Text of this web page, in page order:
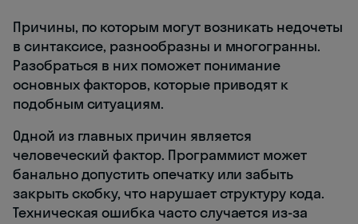
Причины, по которым могут возникать недочеты
в синтаксисе, разнообразны и многогранны.
Разобраться в них поможет понимание
основных факторов, которые приводят к
подобным ситуациям.
Одной из главных причин является
человеческий фактор. Программист может
банально допустить опечатку или забыть
закрыть скобку, что нарушает структуру кода.
Техническая ошибка часто случается из-за